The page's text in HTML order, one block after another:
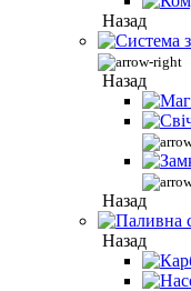
Назад
Назад
Назад
Назад